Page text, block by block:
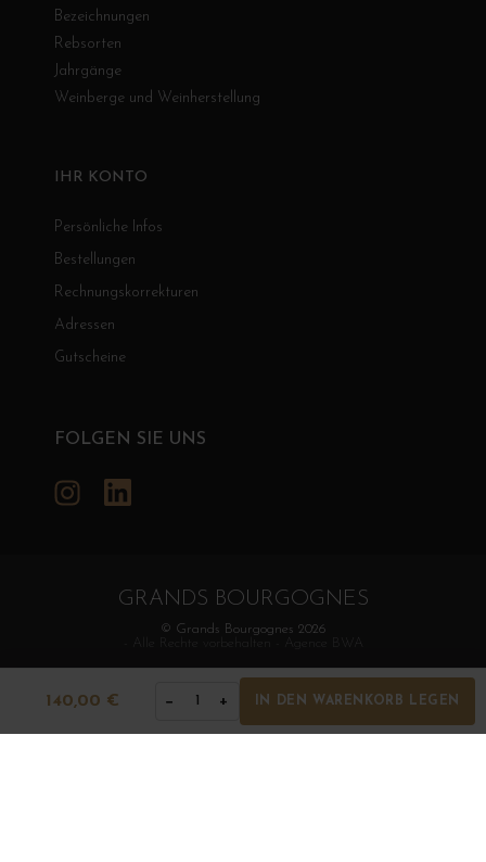
140,00 € − 1 + IN DEN WARENKORB LEGEN
Bezeichnungen
Rebsorten
Jahrgänge
Weinberge und Weinherstellung
IHR KONTO
Persönliche Infos
Bestellungen
Rechnungskorrekturen
Adressen
Gutscheine
FOLGEN SIE UNS
Instagram
GRANDS BOURGOGNES
© Grands Bourgognes 2026
- Alle Rechte vorbehalten -
Agence BWA